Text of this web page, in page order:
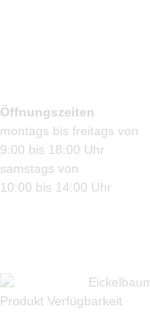
Öffnungszeiten
montags bis freitags von
9:00 bis 18:00 Uhr
samstags von
10:00 bis 14:00 Uhr
Produkt Verfügbarkeit